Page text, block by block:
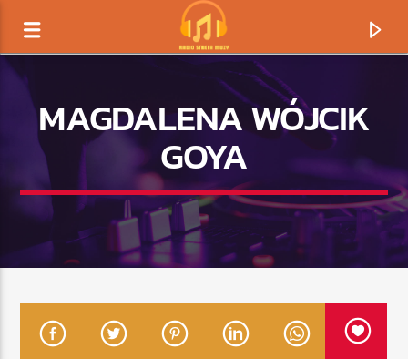
TERAZ GRAMY
MAGDALENA WÓJCIK
GOYA